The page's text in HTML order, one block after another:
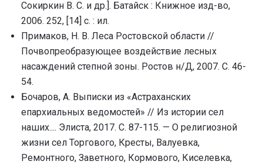
Сокиркин В. С. и др.]. Батайск : Книжное изд-во,
2006. 252, [14] с. : ил.
Примаков, Н. В. Леса Ростовской области //
Почвопреобразующее воздействие лесных
насаждений степной зоны. Ростов н/Д, 2007. С. 46-
54.
Бочаров, А. Выписки из «Астраханских
епархиальных ведомостей» // Из истории сел
наших.... Элиста, 2017. С. 87-115. — О религиозной
жизни сел Торгового, Кресты, Валуевка,
Ремонтного, Заветного, Кормового, Киселевка,